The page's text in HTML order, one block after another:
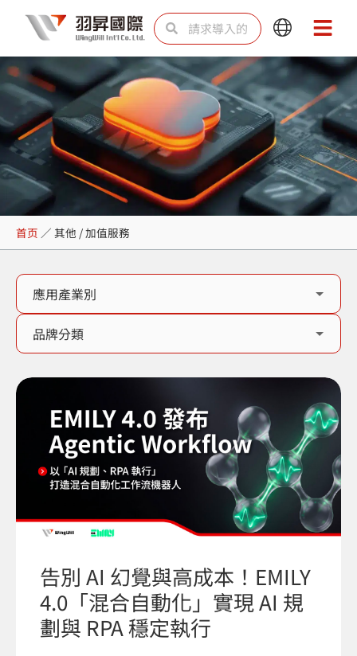
内
容
SearchSearch
Main
Menu
Main
Menu
其他 / 加值服務
首页 ／ 其他 / 加值服務
告別 AI 幻覺與高成本！EMILY
4.0「混合自動化」實現 AI 規
劃與 RPA 穩定執行